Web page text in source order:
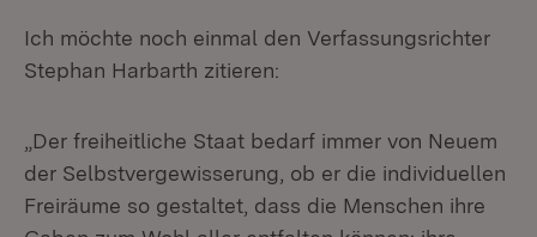
Ich möchte noch einmal den Verfassungsrichter
Stephan Harbarth zitieren:
„Der freiheitliche Staat bedarf immer von Neuem
der Selbstvergewisserung, ob er die individuellen
Freiräume so gestaltet, dass die Menschen ihre